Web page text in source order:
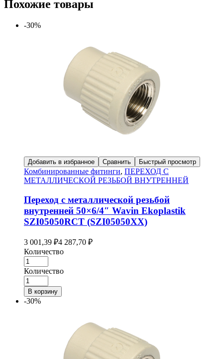
Похожие товары
-30%
Добавить в избранное Сравнить Быстрый просмотр
Комбинированные фитинги, ПЕРЕХОД С
МЕТАЛЛИЧЕСКОЙ РЕЗЬБОЙ ВНУТРЕННЕЙ
Переход с металлической резьбой
внутренней 50×6/4″ Wavin Ekoplastik
SZI05050RCT (SZI05050XX)
3 001,39 ₽4 287,70 ₽
Количество
Количество
В корзину
-30%